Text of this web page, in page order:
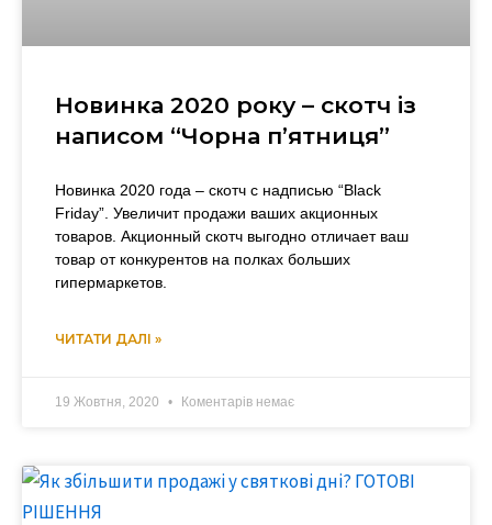
Новинка 2020 року – скотч із
написом “Чорна п’ятниця”
Новинка 2020 года – скотч с надписью “Black
Friday”. Увеличит продажи ваших акционных
товаров. Акционный скотч выгодно отличает ваш
товар от конкурентов на полках больших
гипермаркетов.
ЧИТАТИ ДАЛІ »
19 Жовтня, 2020 Коментарів немає